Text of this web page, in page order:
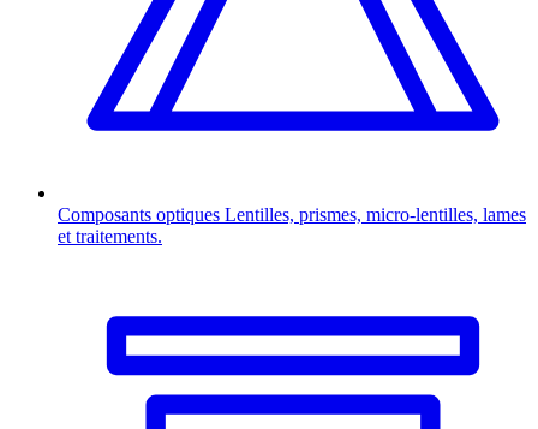
Composants optiques Lentilles, prismes, micro-lentilles, lames
et traitements.